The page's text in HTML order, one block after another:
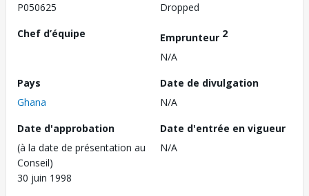
P050625
Dropped
Chef d’équipe
Emprunteur 2
N/A
Pays
Ghana
Date de divulgation
N/A
Date d'approbation
(à la date de présentation au
Conseil)
30 juin 1998
Date d'entrée en vigueur
N/A